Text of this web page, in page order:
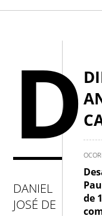
. Q
W
.X
D
DANIEL
JOSÉ DE
de